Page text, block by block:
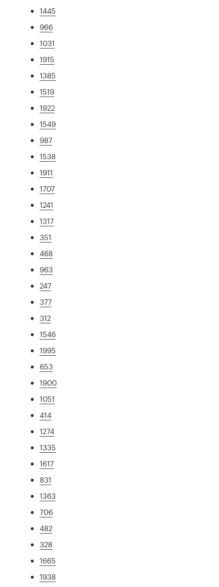
1445
966
1031
1915
1385
1519
1922
1549
987
1538
1911
1707
1241
1317
351
468
963
247
377
312
1546
1995
653
1900
1051
414
1274
1335
1617
831
1363
706
482
328
1665
1938